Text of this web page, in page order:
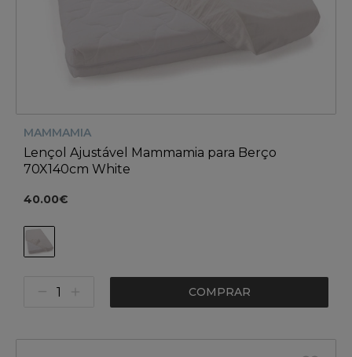
MAMMAMIA
Lençol Ajustável Mammamia para Berço
70X140cm White
40.00€
COMPRAR